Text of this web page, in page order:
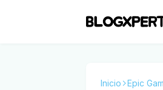
Inicio Epic